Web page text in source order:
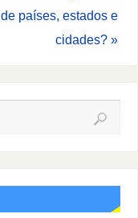
de países, estados e
cidades? »